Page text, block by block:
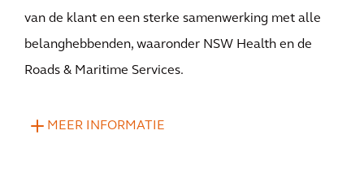
van de klant en een sterke samenwerking met alle
belanghebbenden, waaronder NSW Health en de
Roads & Maritime Services.
MEER INFORMATIE